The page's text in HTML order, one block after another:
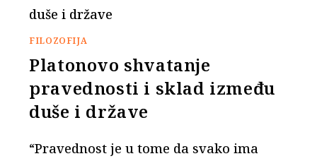
FILOZOFIJA
Platonovo shvatanje
pravednosti i sklad između
duše i države
“Pravednost je u tome da svako ima